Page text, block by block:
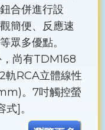
合併進行設
簡便、反應速
眾多優點。
尚有TDM168
軌RCA立體線性
。7吋觸控螢
]。